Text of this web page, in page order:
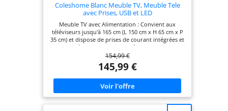
Coleshome Blanc Meuble TV, Meuble Tele
avec Prises, USB et LED
Meuble TV avec Alimentation : Convient aux
téléviseurs jusqu'à 165 cm (L 150 cm x H 65 cm x P
35 cm) et dispose de prises de courant intégrées et
d'un système de gestion des câbles pour garder
vos appareils électroniques chargés et organisés.
Éclairage LED à Changement de couleur : Meuble
tele est équipé de bandes lumineuses LED de
différentes couleurs qui créent une ambiance
dynamique selon votre humeur et optimisent
votre expérience télévisuelle et de divertissement.
Il sert également de meuble de rangement élégant
154,99 €
145,99 €